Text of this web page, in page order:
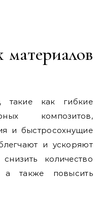
такие как гибкие
композитов,
и быстросохнущие
и ускоряют
количество
а также повысить